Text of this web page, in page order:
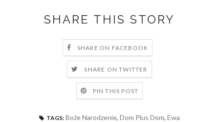
SHARE THIS STORY
SHARE ON FACEBOOK
SHARE ON TWITTER
PIN THIS POST
TAGS: Boże Narodzenie, Dom Plus Dom, Ewa